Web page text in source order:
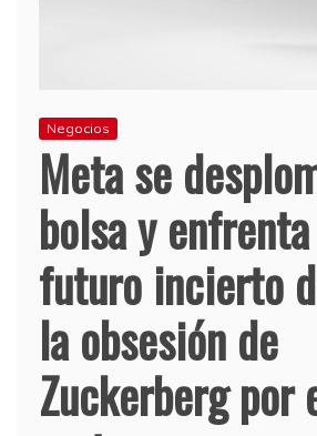
Negocios
Meta se
bolsa y
futuro incierto
la obsesión de
Zuckerberg por